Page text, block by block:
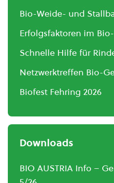
Bio-Weide- und
Erfolgsfaktoren im
Schnelle Hilfe für
Netzwerktreffen Bio-
Biofest Fehring 2026
Downloads
BIO AUSTRIA Info –